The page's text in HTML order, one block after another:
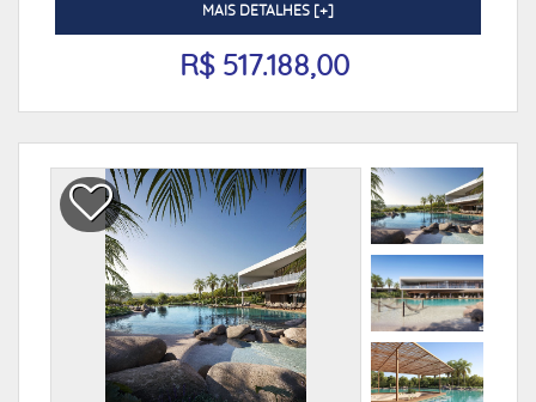
MAIS DETALHES [+]
R$ 517.188,00